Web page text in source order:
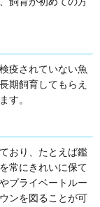
疫されていない魚
期飼育してもらえ
す。
おり、たとえば鑑
常にきれいに保て
プライベートルー
ンを図ることが可